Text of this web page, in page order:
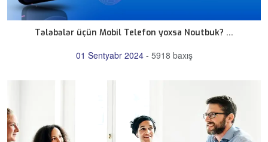
Tələbələr üçün Mobil Telefon yoxsa Noutbuk? ...
01 Sentyabr 2024- 5918 baxış